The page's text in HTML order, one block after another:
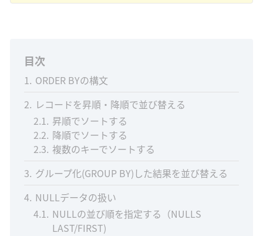
目次
1 ORDER BYの構文
2 レコードを昇順・降順で並び替える
2.1 昇順でソートする
2.2 降順でソートする
2.3 複数のキーでソートする
3 グループ化(GROUP BY)した結果を並び替える
4 NULLデータの扱い
4.1 NULLの並び順を指定する（NULLS
LAST/FIRST)